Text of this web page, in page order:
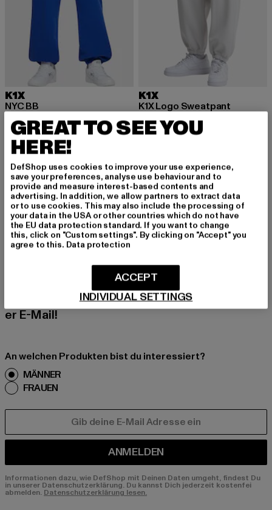
K1X
NYC BB
31,99 EUR
Derzeitiger Preis: 31,99 EUR
49,99 EURAktionspreis: 49,99 EUR
K1X
K1X Logo Sweatpant
31,99 EUR
Derzeitiger Preis: 31,99 EUR
49,99 EUR
MELDE DICH AN, UM
INSPIRIERT ZU BLEI
BEN!
Melde dich hier für unseren Newsletter an und
erhalte künftig Informationen über aktuelle Tre
nds, Angebote und Gutscheine von DefShop p
er E-Mail!
An welchen Produkten bist du interessiert?
MÄNNER
FRAUEN
ANMELDEN
Informationen dazu, wie DefShop mit Deinen Daten umgeht, findest Du
in unserer Datenschutzerklärung. Du kannst Dich jederzeit kostenfei
abmelden. Datenschutzerklärung lesen.
GREAT TO SEE YOU
HERE!
DefShop uses cookies to improve your use experience,
save your preferences, analyse use behaviour and to
provide and measure interest-based contents and
advertising. In addition, we allow partners to extract data
or to use cookies. This may also include the processing of
your data in the USA or other countries which do not have
the EU data protection standard. If you want to change
this, click on "Custom settings". By clicking on "Accept" you
agree to this. Data protection
INDIVIDUAL SETTINGS
ACCEPT